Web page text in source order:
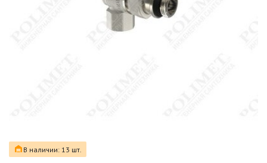
В наличии: 13 шт.